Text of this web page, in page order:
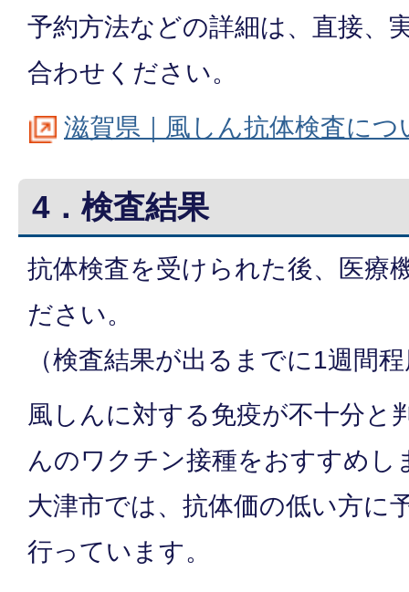
予約方法などの詳細は、直接、
合わせください。
滋賀県｜風しん抗体検査に
4．検査結果
抗体検査を受けられた後、医療
ださい。
（検査結果が出るまでに1週間
風しんに対する免疫が不十分と
んのワクチン接種をおすすめし
大津市では、抗体価の低い方に
行っています。